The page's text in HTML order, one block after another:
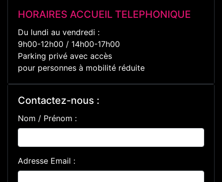
HORAIRES ACCUEIL TELEPHONIQUE
Du lundi au vendredi :
9h00-12h00 / 14h00-17h00
Parking privé avec accès
pour personnes à mobilité réduite
Contactez-nous :
Nom / Prénom :
Adresse Email :